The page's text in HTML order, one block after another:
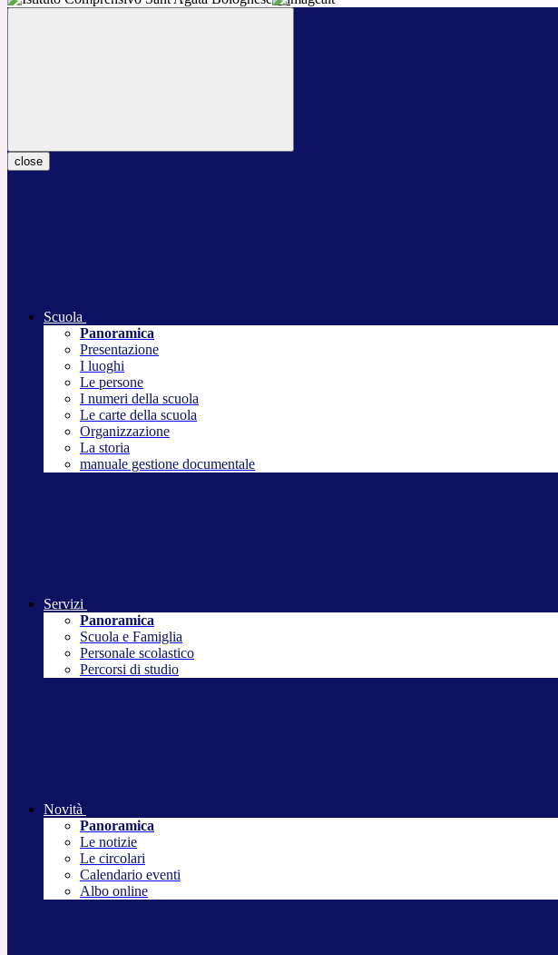
close
Scuola
Panoramica
Presentazione
I luoghi
Le persone
I numeri della scuola
Le carte della scuola
Organizzazione
La storia
manuale gestione documentale
Servizi
Panoramica
Scuola e Famiglia
Personale scolastico
Percorsi di studio
Novità
Panoramica
Le notizie
Le circolari
Calendario eventi
Albo online